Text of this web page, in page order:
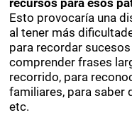
recursos para esos
Esto provocaría una
al tener más
para recordar
comprender frases
recorrido, para
familiares, para saber
etc.